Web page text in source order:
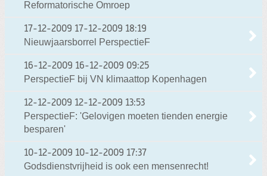
Reformatorische Omroep
17-12-2009 17-12-2009 18:19
Nieuwjaarsborrel PerspectieF
16-12-2009 16-12-2009 09:25
PerspectieF bij VN klimaattop Kopenhagen
12-12-2009 12-12-2009 13:53
PerspectieF: 'Gelovigen moeten tienden energie
besparen'
10-12-2009 10-12-2009 17:37
Godsdienstvrijheid is ook een mensenrecht!